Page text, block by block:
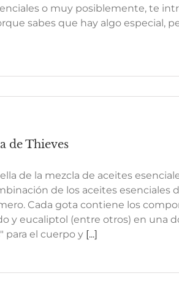
o muy posiblemente, te
sabes que hay algo especial,
de Thieves
de la mezcla de aceites
de los aceites esenciales
Cada gota contiene los
y eucaliptol (entre otros) en una
para el cuerpo y [...]